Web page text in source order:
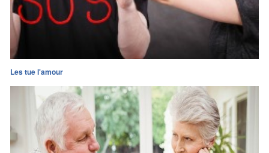
Les tue l'amour